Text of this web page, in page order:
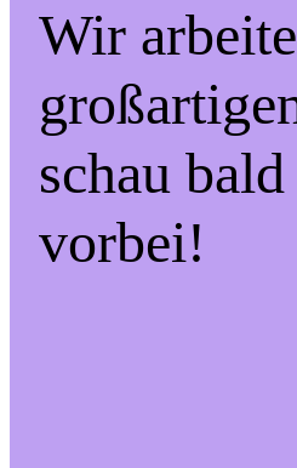
Wir
schau
vorbei!